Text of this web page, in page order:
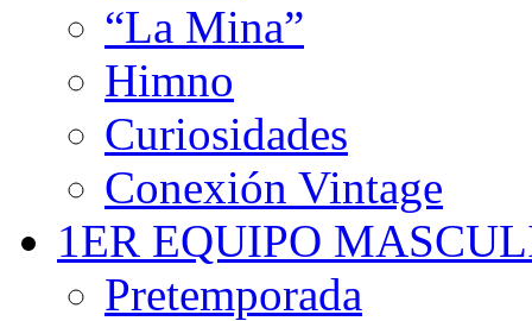
“La Mina”
Himno
Curiosidades
Conexión Vintage
1ER EQUIPO
Pretemporada